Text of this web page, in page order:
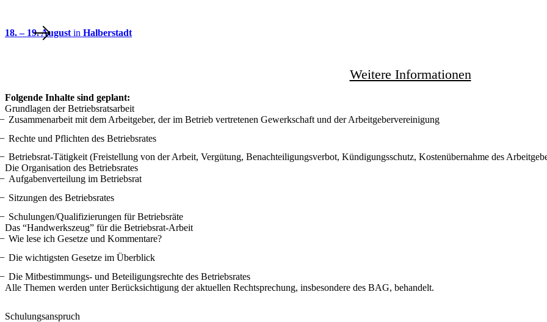
18. – 19. August in Halberstadt
Weitere Informationen
Folgende Inhalte sind geplant:
Grundlagen der Betriebsratsarbeit
Zusammenarbeit mit dem Arbeitgeber, der im Betrieb vertretenen Gewerkschaft und der Arbeitgebervereinigung
Rechte und Pflichten des Betriebsrates
Betriebsrat-Tätigkeit (Freistellung von der Arbeit, Vergütung, Benachteiligungsverbot, Kündigungsschutz, Kostenübernahme des
Die Organisation des Betriebsrates
Aufgabenverteilung im Betriebsrat
Sitzungen des Betriebsrates
Schulungen/Qualifizierungen für Betriebsräte
Das “Handwerkszeug” für die Betriebsrat-Arbeit
Wie lese ich Gesetze und Kommentare?
Die wichtigsten Gesetze im Überblick
Die Mitbestimmungs- und Beteiligungsrechte des Betriebsrates
Alle Themen werden unter Berücksichtigung der aktuellen Rechtsprechung, insbesondere des BAG, behandelt.
Schulungsanspruch